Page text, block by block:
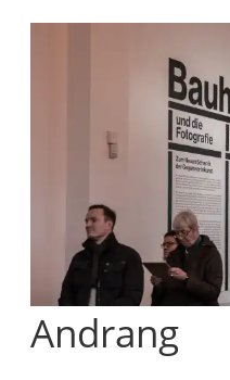
Andrang